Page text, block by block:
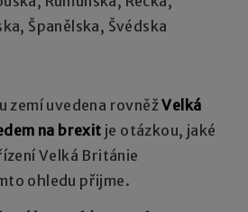
Španělska, Švédska
zemí uvedena rovněžVelká
na brexit je otázkou, jaké
Velká Británie
ohledu přijme.